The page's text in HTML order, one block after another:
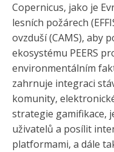
Copernicus, jako je
lesních požárech
ovzduší (CAMS), aby
ekosystému PEERS
environmentálním
zahrnuje integraci
komunity,
strategie gamifikace,
uživatelů a posílit
platformami, a dále